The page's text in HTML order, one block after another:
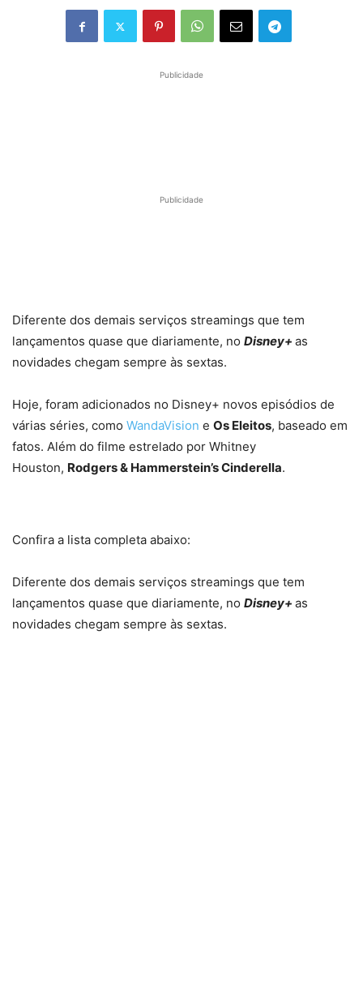
Publicidade
Publicidade
Diferente dos demais serviços streamings que tem
lançamentos quase que diariamente, no Disney+ as
novidades chegam sempre às sextas.
Hoje, foram adicionados no Disney+ novos episódios de
várias séries, como WandaVision e Os Eleitos, baseado em
fatos. Além do filme estrelado por Whitney
Houston, Rodgers & Hammerstein’s Cinderella.
Confira a lista completa abaixo:
Diferente dos demais serviços streamings que tem
lançamentos quase que diariamente, no Disney+ as
novidades chegam sempre às sextas.